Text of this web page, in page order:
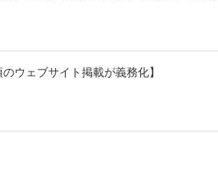
ウェブサイト掲載が義務化】